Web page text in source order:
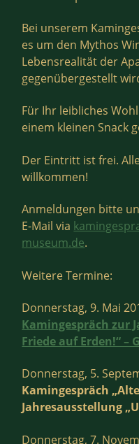
Bei unserem
es um den Mythos
Lebensrealität der
gegenübergestellt
Für Ihr leibliches
einem kleinen Snack
Der Eintritt ist frei.
willkommen!
Anmeldungen bitte
E-Mail via
museum.de.
Weitere Termine:
Donnerstag, 9. Mai
Kamingespräch zur
Friede auf Erden!“ –
Donnerstag, 5.
Kamingespräch
Jahresausstellung
Donnerstag, 7.